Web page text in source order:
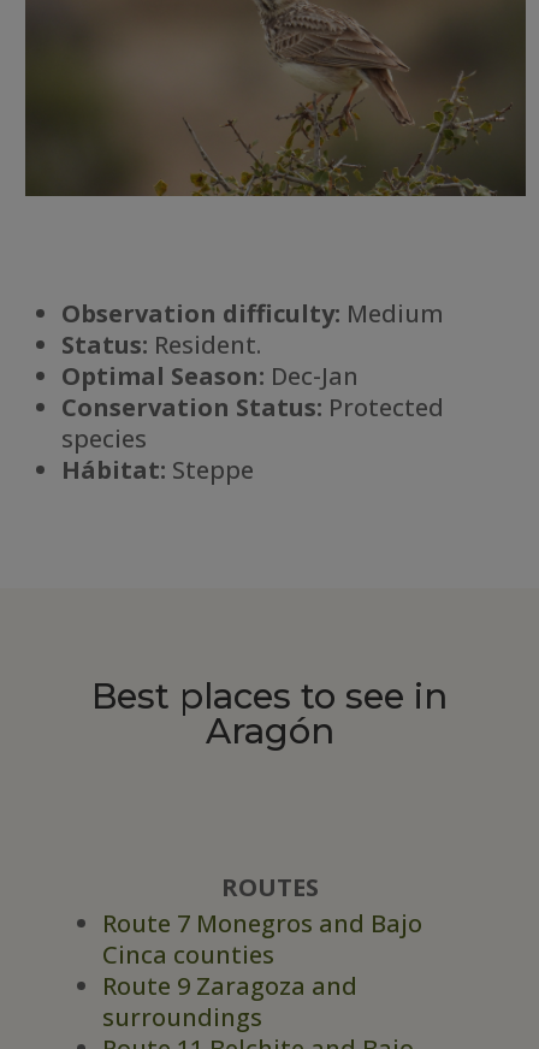
Observation difficulty: Medium
Status: Resident.
Optimal Season: Dec-Jan
Conservation Status: Protected
species
Hábitat: Steppe
Best places to see in
Aragón
ROUTES
Route 7 Monegros and Bajo
Cinca counties
Route 9 Zaragoza and
surroundings